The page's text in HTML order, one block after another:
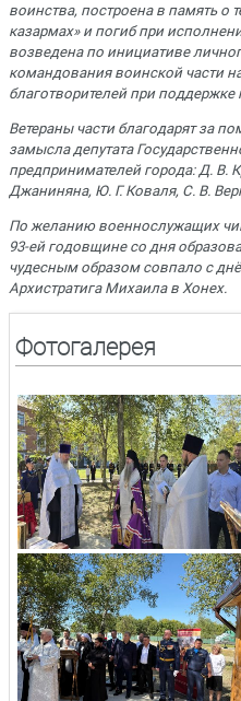
воинства, построена в память о
казармах» и погиб при
возведена по инициативе
командования воинской части
благотворителей при поддержке
Ветераны части благодарят за
замысла депутата
предпринимателей города: Д. В.
Джаниняна, Ю. Г. Коваля, С. В.
По желанию военнослужащих
93-ей годовщине со дня
чудесным образом совпало с
Архистратига Михаила в Хонех.
Фотогалерея